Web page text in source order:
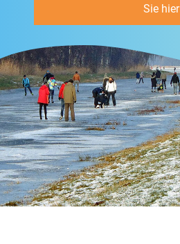
Sie hier